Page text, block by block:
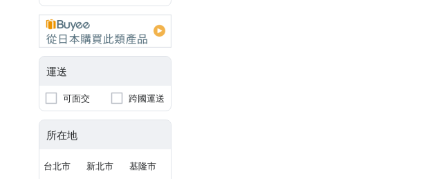
運送
可面交 跨國運送
所在地
台北市 新北市 基隆市